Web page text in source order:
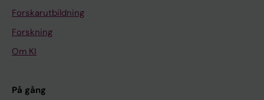
Forskarutbildning
Forskning
Om KI
På gång